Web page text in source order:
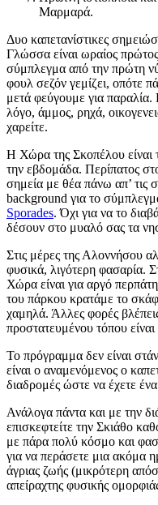
Μαρμαρά.
Δυο καπετανίστικες
Γλώσσα είναι ωραίος
σύμπλεγμα από την πρώτη
φουλ σεζόν γεμίζει, οπότε
μετά φεύγουμε για παραλία.
λόγο, άμμος, ρηχά,
χαρείτε.
Η Χώρα της Σκοπέλου είναι
την εβδομάδα. Περίπατος
σημεία με θέα πάνω απ’ τις
background για το
Sporades. Όχι για να το
δέσουν στο μυαλό σας τα
Στις μέρες της Αλοννήσου
φυσικά, λιγότερη φασαρία.
Χώρα είναι για αργό
του πάρκου κρατάμε το
χαμηλά. Άλλες φορές
προστατευμένου τόπου
Το πρόγραμμα δεν είναι
είναι ο αναμενόμενος ο
διαδρομές ώστε να έχετε ένα
Ανάλογα πάντα και με την
επισκεφτείτε την Σκιάθο
με πάρα πολύ κόσμο και
για να περάσετε μια ακόμα
άγριας ζωής (μικρότερη
απείραχτης φυσικής